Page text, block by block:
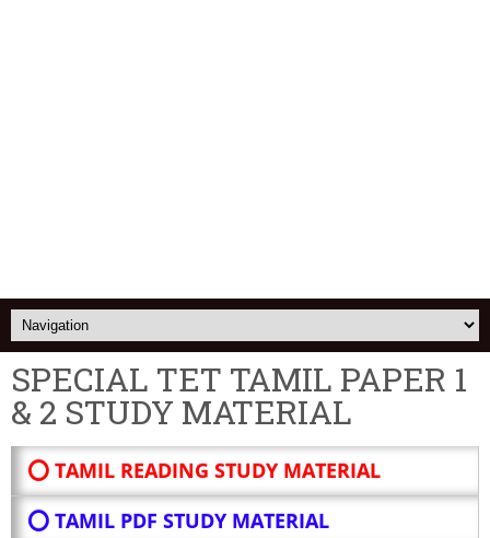
SPECIAL TET TAMIL PAPER 1
& 2 STUDY MATERIAL
⭕ TAMIL READING STUDY MATERIAL
⭕ TAMIL PDF STUDY MATERIAL